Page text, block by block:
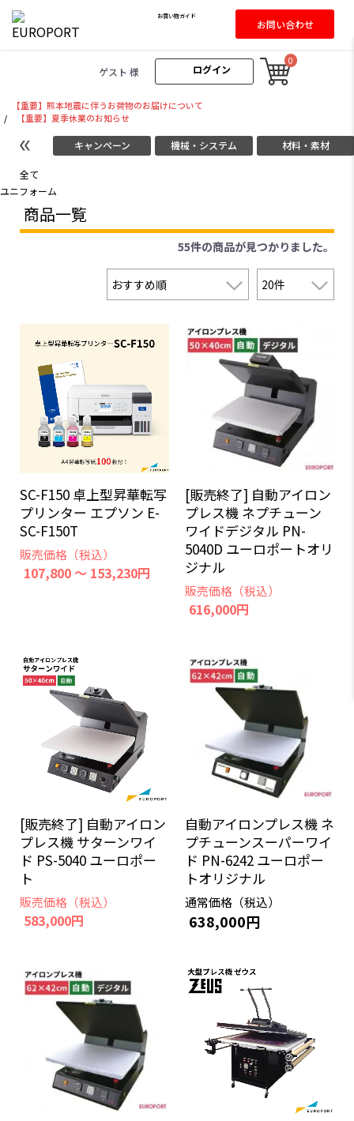
ログイン
ゲスト 様
0
お買い物ガイド
お問い合わせ
【重要】熊本地震に伴うお荷物のお届けについて
/
【重要】夏季休業のお知らせ
キャンペーン 機械・システム 材料・素材
全て
ユニフォーム
商品一覧
55件の商品が見つかりました。
SC-F150 卓上型昇華転写
プリンター エプソン E-
SC-F150T
販売価格（税込）
107,800 ～ 153,230円
[販売終了] 自動アイロン
プレス機 ネプチューン
ワイドデジタル PN-
5040D ユーロポートオリ
ジナル
販売価格（税込）
616,000円
[販売終了] 自動アイロン
プレス機 サターンワイ
ド PS-5040 ユーロポー
ト
販売価格（税込）
583,000円
自動アイロンプレス機 ネ
プチューンスーパーワイ
ド PN-6242 ユーロポー
トオリジナル
通常価格（税込）
638,000円